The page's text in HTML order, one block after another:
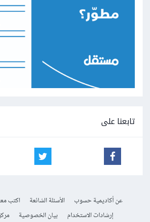
تابعنا على
عن أكاديمية حسوب الأسئلة الشائعة اكتب
إرشادات الاستخدام
بيان الخصوصية